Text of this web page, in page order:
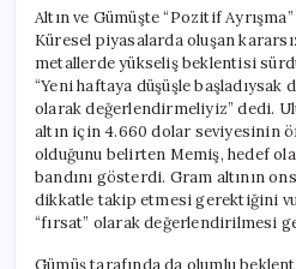
Altın ve Gümüşte “Pozitif
Küresel piyasalarda oluşan
metallerde yükseliş beklentisi
“Yeni haftaya düşüşle başladıysak
olarak değerlendirmeliyiz” dedi.
altın için 4.660 dolar seviyesinin
olduğunu belirten Memiş, hedef
bandını gösterdi. Gram altının
dikkatle takip etmesi gerektiğini
“fırsat” olarak değerlendirilmesi